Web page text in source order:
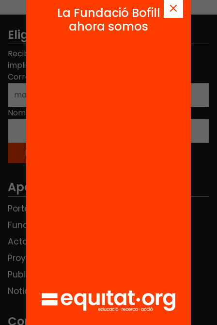
Elige equidad
Recibe contenidos, iniciativas y proyectos para
implicarte.
Correo electrónico
Nombre
Apartados
Portada
Fundación
Actos
Proyectos
Publicaciones y vídeos
Noticias
Contacto
La Fundació Bofill
ahora somos